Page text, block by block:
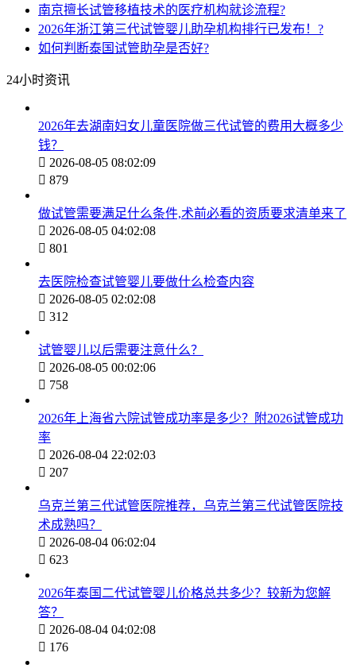
南京擅长试管移植技术的医疗机构就诊流程?
2026年浙江第三代试管婴儿助孕机构排行已发布！?
如何判断泰国试管助孕是否好?
24小时资讯
2026年去湖南妇女儿童医院做三代试管的费用大概多少
钱？
 2026-08-05 08:02:09
 879
做试管需要满足什么条件,术前必看的资质要求清单来了
 2026-08-05 04:02:08
 801
去医院检查试管婴儿要做什么检查内容
 2026-08-05 02:02:08
 312
试管婴儿以后需要注意什么？
 2026-08-05 00:02:06
 758
2026年上海省六院试管成功率是多少？附2026试管成功
率
 2026-08-04 22:02:03
 207
乌克兰第三代试管医院推荐，乌克兰第三代试管医院技
术成熟吗？
 2026-08-04 06:02:04
 623
2026年泰国二代试管婴儿价格总共多少？较新为您解
答？
 2026-08-04 04:02:08
 176